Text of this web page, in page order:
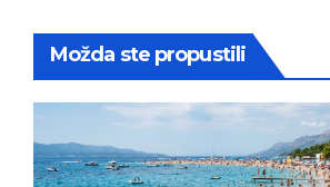
Možda ste propustili